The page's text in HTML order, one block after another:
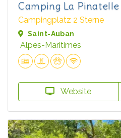
Camping La Pinatelle
Campingplatz 2 Sterne
Saint-Auban
Alpes-Maritimes
Website